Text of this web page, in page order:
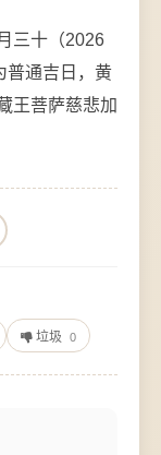
三十（2026
普通吉日，黄
王菩萨慈悲加
垃圾 0